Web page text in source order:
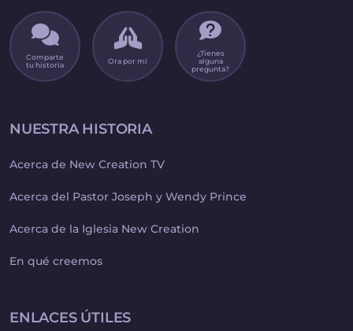
Comparte
tu historia
Ora por mí
¿Tienes
alguna
pregunta?
NUESTRA HISTORIA
Acerca de New Creation TV
Acerca del Pastor Joseph y Wendy Prince
Acerca de la Iglesia New Creation
En qué creemos
ENLACES ÚTILES